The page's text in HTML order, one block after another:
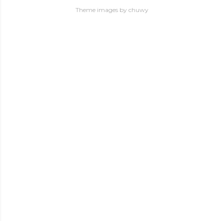
Theme images by chuwy